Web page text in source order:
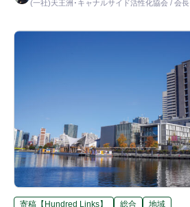
(一社)天王洲･キャナルサイド活性化協会 / 会長
寄稿【Hundred Links】 総合 地域